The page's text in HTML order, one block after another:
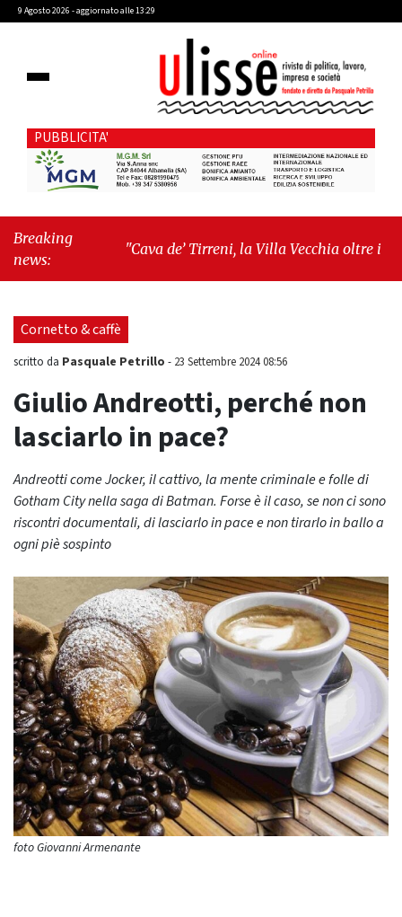
9 Agosto 2026 - aggiornato alle 13:29
PUBBLICITA'
Breaking
news:
"Cava de’ Tirreni, la Villa Vecchia oltre i vandali:
consiliare: “Serve chiarezza!”"
Cornetto & caffè
scritto da Pasquale Petrillo - 23 Settembre 2024 08:56
Giulio Andreotti, perché non
lasciarlo in pace?
Andreotti come Jocker, il cattivo, la mente criminale e folle di
Gotham City nella saga di Batman. Forse è il caso, se non ci sono
riscontri documentali, di lasciarlo in pace e non tirarlo in ballo a
ogni piè sospinto
foto Giovanni Armenante